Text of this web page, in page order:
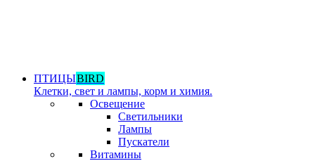
ПТИЦЫBIRD
Клетки, свет и лампы, корм и химия.
Освещение
Светильники
Лампы
Пускатели
Витамины